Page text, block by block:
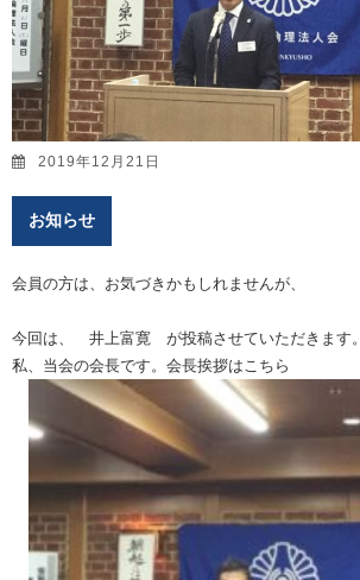
2019年12月21日
お知らせ
会員の方は、お気づきかもしれませんが、
今回は、 井上富寛 が投稿させていただきます。
私、当会の会長です。会長挨拶はこちら